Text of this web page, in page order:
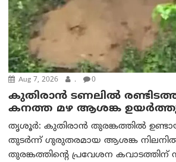
Aug 7, 2026 . 0
കുതിരാൻ ടണലിൽ രണ്ടിടത്ത്
കനത്ത മഴ ആശങ്ക
തൃശൂർ: കുതിരാൻ തുരങ്കത്തിൽ ഉണ്ടായ
തുടർന്ന് ഗുരുതരമായ ആശങ്ക
തുരങ്കത്തിന്റെ പ്രവേശന കവാടത്തിന്